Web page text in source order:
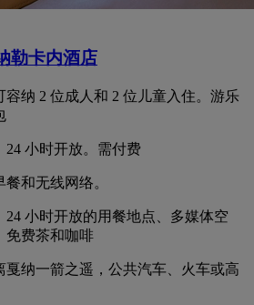
勒卡内酒店
容纳 2 位成人和 2 位儿童入住。游乐
24 小时开放。需付费
和无线网络。
24 小时开放的用餐地点、多媒体空
免费茶和咖啡
戛纳一箭之遥，公共汽车、火车或高